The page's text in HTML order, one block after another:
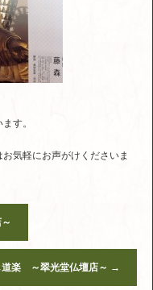
す。
気軽にお声がけくださいま
道楽 ～翠光堂仏壇店～ →